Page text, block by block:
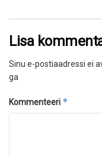
Lisa
Sinu e-postiaadressi ei
ga
Kommenteeri *